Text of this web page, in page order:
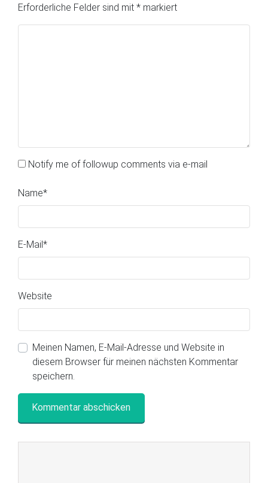
Erforderliche Felder sind mit * markiert
Notify me of followup comments via e-mail
Name*
E-Mail *
Website
Meinen Namen, E-Mail-Adresse und Website in
diesem Browser für meinen nächsten Kommentar
speichern.